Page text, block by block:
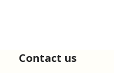
Contact us